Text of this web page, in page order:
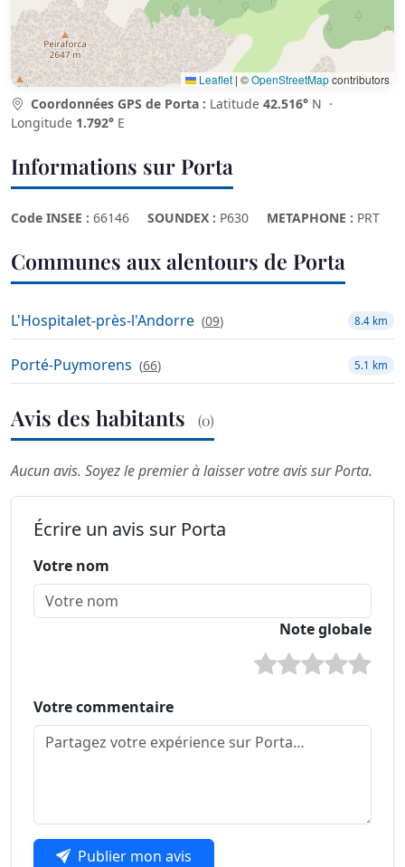
Leaflet | ©OpenStreetMapcontributors
Coordonnées GPS de Porta : Latitude 42.516° N ·
Longitude 1.792° E
Informations sur Porta
Code INSEE : 66146 SOUNDEX : P630 METAPHONE : PRT
Communes aux alentours de Porta
L'Hospitalet-près-l'Andorre (09) 8.4 km
Porté-Puymorens (66) 5.1 km
Avis des habitants (0)
Aucun avis. Soyez le premier à laisser votre avis sur Porta.
Écrire un avis sur Porta
Votre nom
Note globale
Votre commentaire
Publier mon avis